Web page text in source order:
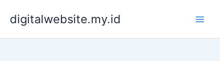
content
digitalwebsite.my.id